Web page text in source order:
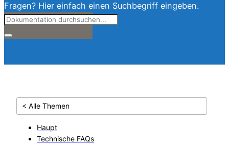
Fragen? Hier einfach einen Suchbegriff eingeben.
< Alle Themen
Haupt
Technische FAQs